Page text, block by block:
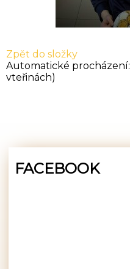
Zpět do složky
Automatické procházení:
vteřinách)
FACEBOOK